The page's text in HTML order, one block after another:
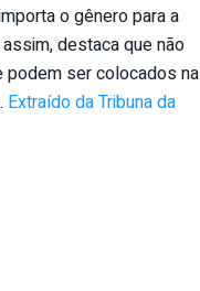
o gênero para a
destaca que não
podem ser colocados na
Extraído da Tribuna da